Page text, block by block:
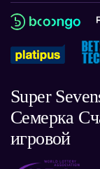
Super
Семерка
игровой